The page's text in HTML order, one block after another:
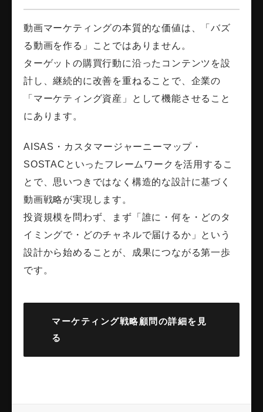
動画マーケティングの本質的な価値は、「バズ
る動画を作る」ことではありません。
ターゲットの購買行動に沿ったコンテンツを設
計し、継続的に改善を重ねることで、企業の
「マーケティング資産」として機能させること
にあります。
AISAS・カスタマージャーニーマップ・
SOSTACといったフレームワークを活用するこ
とで、思いつきではなく構造的な設計に基づく
動画戦略が実現します。
投資規模を問わず、まず「誰に・何を・どのタ
イミングで・どのチャネルで届けるか」という
設計から始めることが、成果につながる第一歩
です。
マーケティング戦略顧問の詳細を見
る